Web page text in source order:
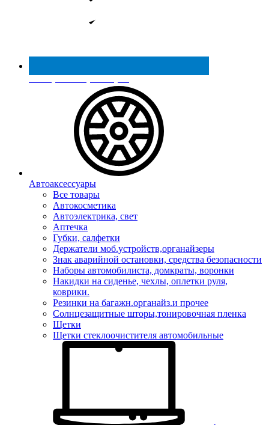
Реестр МинПромТорга
Автоаксессуары
Все товары
Автокосметика
Автоэлектрика, свет
Аптечка
Губки, салфетки
Держатели моб.устройств,органайзеры
Знак аварийной остановки, средства безопасности
Наборы автомобилиста, домкраты, воронки
Накидки на сиденье, чехлы, оплетки руля,
коврики.
Резинки на багажн.органайз.и прочее
Солнцезащитные шторы,тонировочная пленка
Щетки
Щетки стеклоочистителя автомобильные